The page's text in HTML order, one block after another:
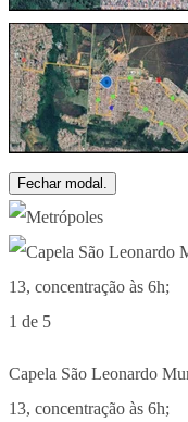
Fechar modal.
1 de 5
Capela São Leonardo
13, concentração às 6h;